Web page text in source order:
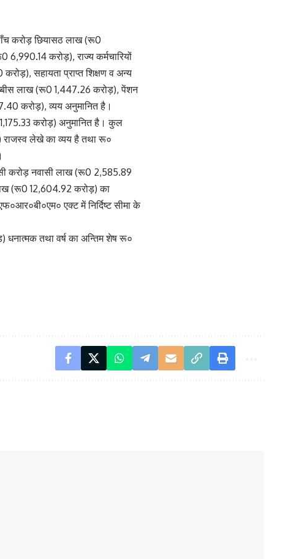
करोड़ छियासठ लाख (रू0
करोड़), राज्य कर्मचारियों
सहायता प्राप्त शिक्षण व अन्य
लाख (रू0 1,447.26 करोड़), पेंशन
करोड़), व्यय अनुमानित है।
करोड़) अनुमानित है। कुल
लेखे का व्यय है तथा रू०
करोड़ नवासी लाख (रू0 2,585.89
(रू0 12,604.92 करोड़) का
एक्ट में निर्दिष्ट सीमा के
तथा वर्ष का अन्तिम शेष रू०